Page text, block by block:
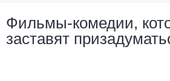
Фильмы-комедии,
заставят